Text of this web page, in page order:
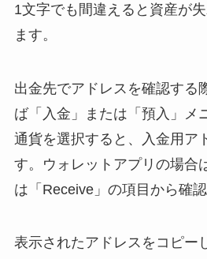
1文字でも間違えると資産が
ます。
出金先でアドレスを確認する
ば「入金」または「預入」メ
通貨を選択すると、入金用ア
す。ウォレットアプリの場合
は「Receive」の項目から確認
表示されたアドレスをコピー